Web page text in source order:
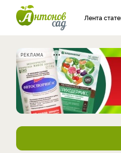
Лента
РЕКЛАМА